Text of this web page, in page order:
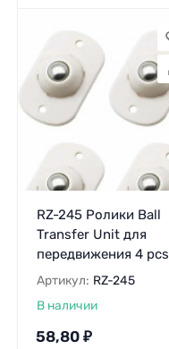
RZ-245 Ролики Ball
Transfer Unit для
передвижения 4 pcs
Артикул: RZ-245
В наличии
58,80 ₽